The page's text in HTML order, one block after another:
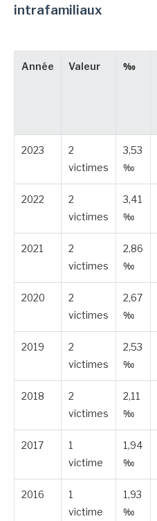
intrafamiliaux
Année Valeur ‰
2023
2
victimes
3,53
‰
2022
2
victimes
3,41
‰
2021
2
victimes
2,86
‰
2020
2
victimes
2,67
‰
2019
2
victimes
2,53
‰
2018
2
victimes
2,11
‰
2017
1
victime
1,94
‰
2016
1
victime
1,93
‰